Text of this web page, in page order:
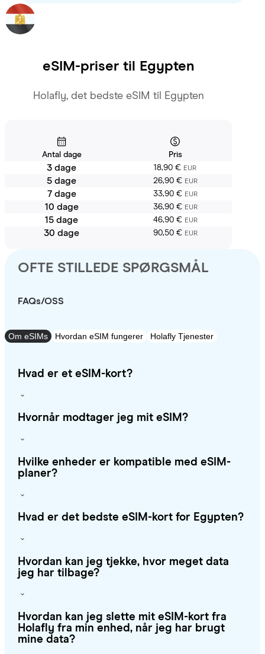
eSIM-priser til Egypten
Holafly, det bedste eSIM til Egypten
Antal dage Pris
3 dage 18,90 € EUR
5 dage 26,90 € EUR
7 dage 33,90 € EUR
10 dage 36,90 € EUR
15 dage 46,90 € EUR
30 dage 90,50 € EUR
OFTE STILLEDE SPØRGSMÅL
FAQs/OSS
Om eSIMs Hvordan eSIM fungerer Holafly Tjenester
Hvad er et eSIM-kort?
Hvornår modtager jeg mit eSIM?
Hvilke enheder er kompatible med eSIM-
planer?
Hvad er det bedste eSIM-kort for Egypten?
Hvordan kan jeg tjekke, hvor meget data
jeg har tilbage?
Hvordan kan jeg slette mit eSIM-kort fra
Holafly fra min enhed, når jeg har brugt
mine data?